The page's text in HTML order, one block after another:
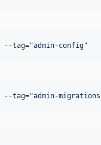
--tag="admin-config"
--tag="admin-migrations